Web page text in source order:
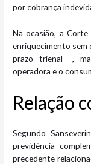
por cobrança
Na ocasião, a
enriquecimento sem
prazo trienal –,
operadora e o
Relação
Segundo
previdência
precedente